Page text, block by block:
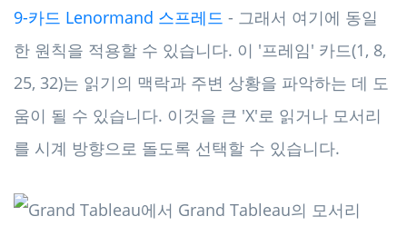
9-카드 Lenormand 스프레드 - 그래서 여기에 동일
한 원칙을 적용할 수 있습니다. 이 '프레임' 카드(1, 8,
25, 32)는 읽기의 맥락과 주변 상황을 파악하는 데 도
움이 될 수 있습니다. 이것을 큰 'X'로 읽거나 모서리
를 시계 방향으로 돌도록 선택할 수 있습니다.